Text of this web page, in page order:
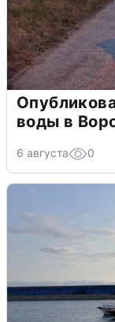
воды в
6 августа 0